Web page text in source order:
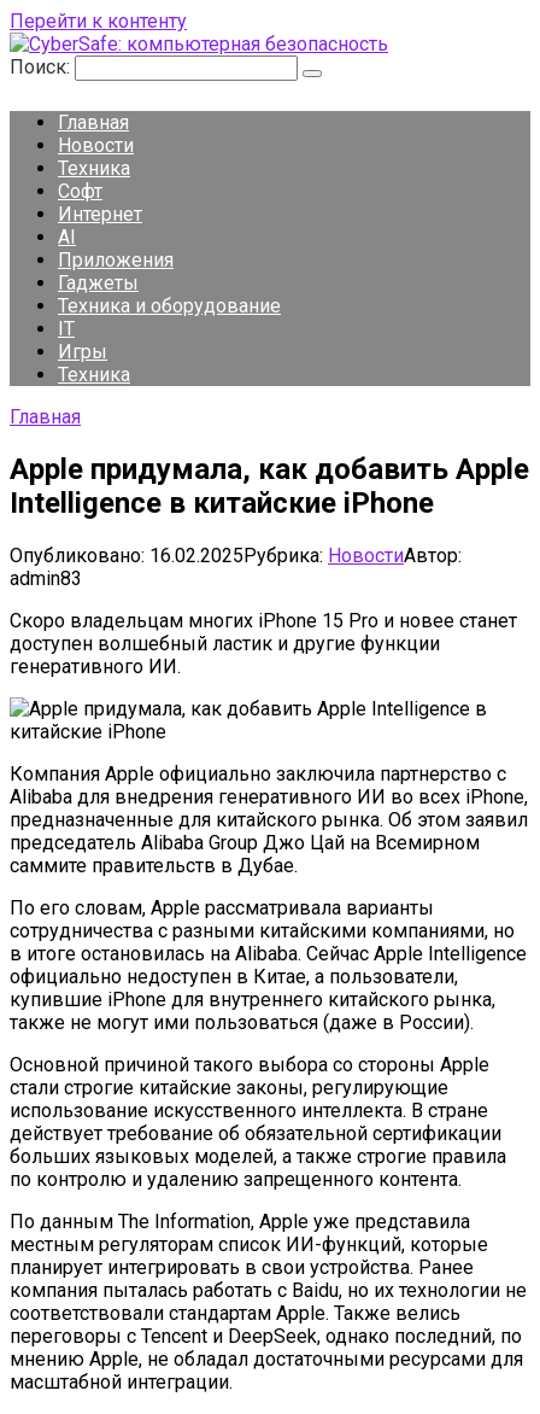
Перейти к контенту
Поиск:
Главная
Новости
Техника
Софт
Интернет
AI
Приложения
Гаджеты
Техника и оборудование
IT
Игры
Техника
Главная
Apple придумала, как добавить Apple
Intelligence в китайские iPhone
Опубликовано: 16.02.2025Рубрика: НовостиАвтор:
admin83
Скоро владельцам многих iPhone 15 Pro и новее станет
доступен волшебный ластик и другие функции
генеративного ИИ.
Компания Apple официально заключила партнерство с
Alibaba для внедрения генеративного ИИ во всех iPhone,
предназначенные для китайского рынка. Об этом заявил
председатель Alibaba Group Джо Цай на Всемирном
саммите правительств в Дубае.
По его словам, Apple рассматривала варианты
сотрудничества с разными китайскими компаниями, но
в итоге остановилась на Alibaba. Сейчас Apple Intelligence
официально недоступен в Китае, а пользователи,
купившие iPhone для внутреннего китайского рынка,
также не могут ими пользоваться (даже в России).
Основной причиной такого выбора со стороны Apple
стали строгие китайские законы, регулирующие
использование искусственного интеллекта. В стране
действует требование об обязательной сертификации
больших языковых моделей, а также строгие правила
по контролю и удалению запрещенного контента.
По данным The Information, Apple уже представила
местным регуляторам список ИИ-функций, которые
планирует интегрировать в свои устройства. Ранее
компания пыталась работать с Baidu, но их технологии не
соответствовали стандартам Apple. Также велись
переговоры с Tencent и DeepSeek, однако последний, по
мнению Apple, не обладал достаточными ресурсами для
масштабной интеграции.